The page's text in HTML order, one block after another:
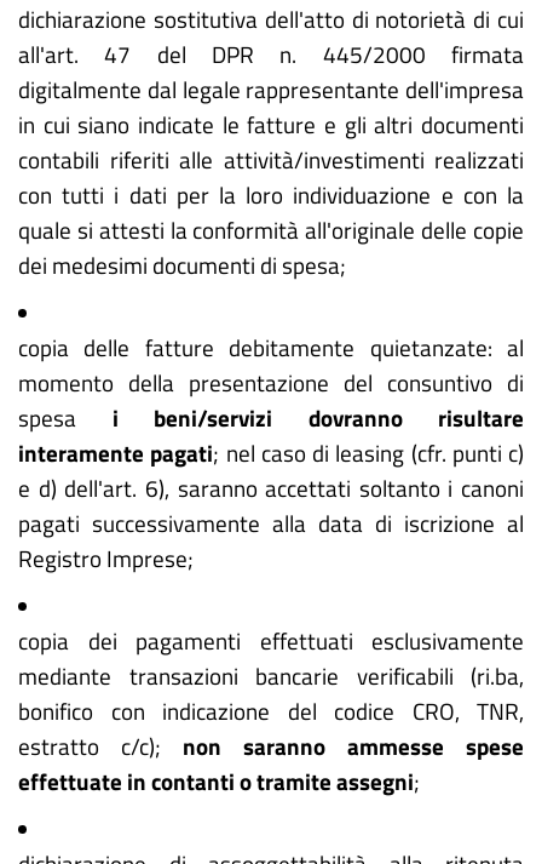
dichiarazione sostitutiva dell'atto di notorietà di cui
all'art. 47 del DPR n. 445/2000 firmata
digitalmente dal legale rappresentante dell'impresa
in cui siano indicate le fatture e gli altri documenti
contabili riferiti alle attività/investimenti realizzati
con tutti i dati per la loro individuazione e con la
quale si attesti la conformità all'originale delle copie
dei medesimi documenti di spesa;
copia delle fatture debitamente quietanzate: al
momento della presentazione del consuntivo di
spesa i beni/servizi dovranno risultare
interamente pagati; nel caso di leasing (cfr. punti c)
e d) dell'art. 6), saranno accettati soltanto i canoni
pagati successivamente alla data di iscrizione al
Registro Imprese;
copia dei pagamenti effettuati esclusivamente
mediante transazioni bancarie verificabili (ri.ba,
bonifico con indicazione del codice CRO, TNR,
estratto c/c); non saranno ammesse spese
effettuate in contanti o tramite assegni;